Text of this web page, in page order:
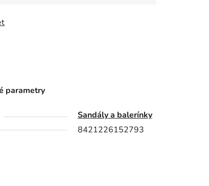
parametry
Sandály a balerínky
8421226152793